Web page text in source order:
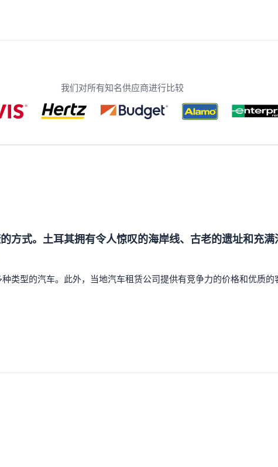
我们对所有知名供应商进行比较
方式。土耳其拥有令人惊叹的海岸线、古老的遗址和充
类型的汽车。此外，当地汽车租赁公司提供有竞争力的价格和优质